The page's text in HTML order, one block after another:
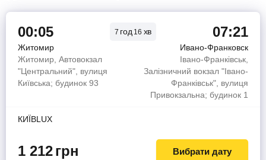
00:05 7 год16 хв 07:21
Житомир
Ивано-Франковск
Житомир, Автовокзал
"Центральний", вулиця
Київська; будинок 93
Івано-Франківськ,
Залізничний вокзал "Івано-
Франківськ", вулиця
Привокзальна; будинок 1
КИЇВLUX
1 212грн Вибрати дату